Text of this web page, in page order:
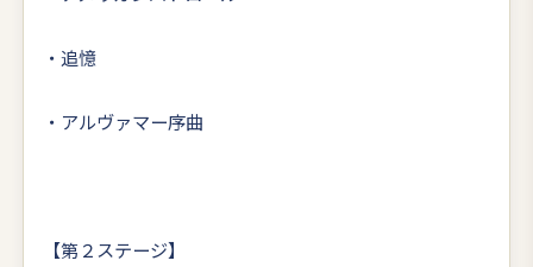
・追憶
・アルヴァマー序曲
【第２ステージ】